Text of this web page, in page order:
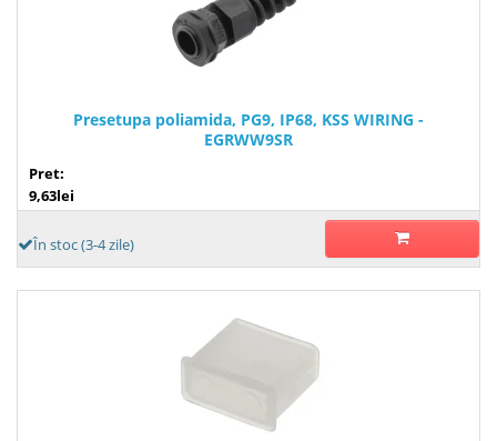
Presetupa poliamida, PG9, IP68, KSS WIRING -
EGRWW9SR
Pret:
9,63lei
În stoc (3-4 zile)